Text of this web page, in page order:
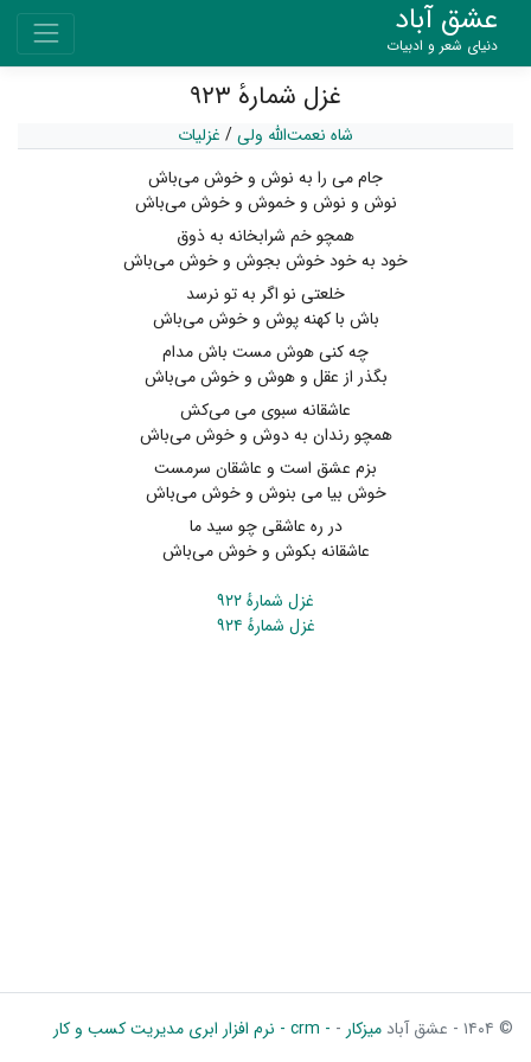
عشق آباد
دنیای شعر و ادبیات
غزل شمارهٔ ۹۲۳
شاه نعمت‌الله ولی/ غزلیات
جام می را به نوش و خوش می‌باش
نوش و نوش و خموش و خوش می‌باش
همچو خم شرابخانه به ذوق
خود به خود خوش بجوش و خوش می‌باش
خلعتی نو اگر به تو نرسد
باش با کهنه پوش و خوش می‌باش
چه کنی هوش مست باش مدام
بگذر از عقل و هوش و خوش می‌باش
عاشقانه سبوی می می‌کش
همچو رندان به دوش و خوش می‌باش
بزم عشق است و عاشقان سر‌مست
خوش بیا می بنوش و خوش می‌باش
در ره عاشقی چو سید ما
عاشقانه بکوش و خوش می‌باش
غزل شمارهٔ ۹۲۲
غزل شمارهٔ ۹۲۴
© ۱۴۰۴ - عشق آباد میزکار - - crm - نرم افزار ابری مدیریت کسب و کار